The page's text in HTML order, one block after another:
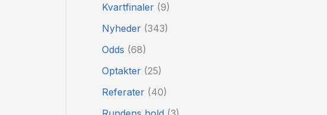
Kvartfinaler (9)
Nyheder (343)
Odds (68)
Optakter (25)
Referater (40)